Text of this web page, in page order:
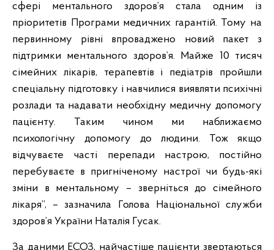
сфері ментального здоров’я стала одним із
пріоритетів Програми медичних гарантій. Тому на
первинному рівні впроваджено новий пакет з
підтримки ментального здоров’я. Майже 10 тисяч
сімейних лікарів, терапевтів і педіатрів пройшли
спеціальну підготовку і навчилися виявляти психічні
розлади та надавати необхідну медичну допомогу
пацієнту. Таким чином ми наближаємо
психологічну допомогу до людини. Тож якщо
відчуваєте часті перепади настрою, постійно
перебуваєте в пригніченому настрої чи будь-які
зміни в ментальному – зверніться до сімейного
лікаря”, – зазначила Голова Національної служби
здоров’я України Наталія Гусак.
За даними ЕСОЗ, найчастіше пацієнти звертаються